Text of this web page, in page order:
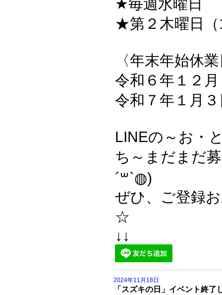
★毎週水曜日
★第２木曜日（
〈年末年始休
令和６年１２
令和７年１月
LINEの～お・
ち～まだまだ
´꒳`◍)
ぜひ、ご登録
☆
↓↓
2024年11月18日
「スズキの日」イベント終了